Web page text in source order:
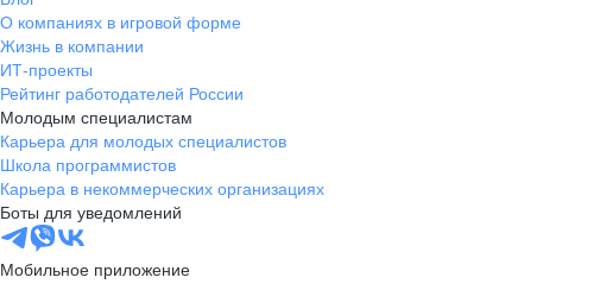
О компаниях в игровой форме
Жизнь в компании
ИТ-проекты
Рейтинг работодателей России
Молодым специалистам
Карьера для молодых специалистов
Школа программистов
Карьера в некоммерческих организациях
Боты для уведомлений
Мобильное приложение